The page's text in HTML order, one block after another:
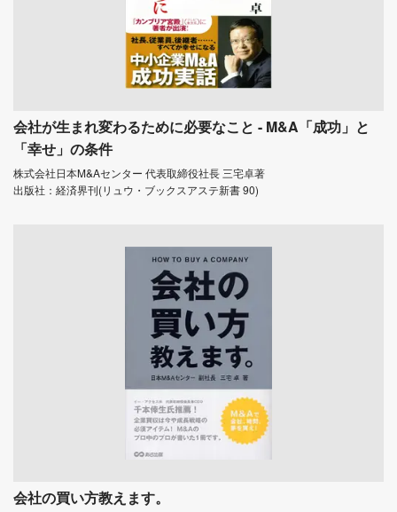
会社が生まれ変わるために必要なこと - M&A「成功」と
「幸せ」の条件
株式会社日本M&Aセンター 代表取締役社長 三宅卓著
出版社：経済界刊(リュウ・ブックスアステ新書 90)
会社の買い方教えます。